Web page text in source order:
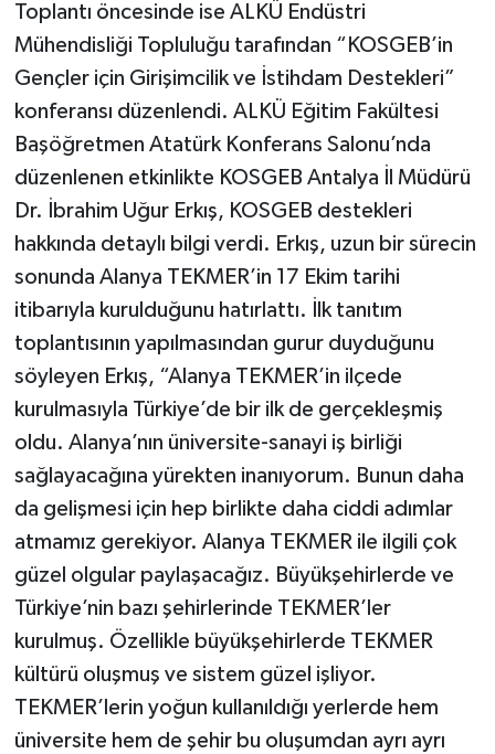
Toplantı öncesinde ise ALKÜ Endüstri
Mühendisliği Topluluğu tarafından “KOSGEB’in
Gençler için Girişimcilik ve İstihdam Destekleri”
konferansı düzenlendi. ALKÜ Eğitim Fakültesi
Başöğretmen Atatürk Konferans Salonu’nda
düzenlenen etkinlikte KOSGEB Antalya İl Müdürü
Dr. İbrahim Uğur Erkış, KOSGEB destekleri
hakkında detaylı bilgi verdi. Erkış, uzun bir sürecin
sonunda Alanya TEKMER’in 17 Ekim tarihi
itibarıyla kurulduğunu hatırlattı. İlk tanıtım
toplantısının yapılmasından gurur duyduğunu
söyleyen Erkış, “Alanya TEKMER’in ilçede
kurulmasıyla Türkiye’de bir ilk de gerçekleşmiş
oldu. Alanya’nın üniversite-sanayi iş birliği
sağlayacağına yürekten inanıyorum. Bunun daha
da gelişmesi için hep birlikte daha ciddi adımlar
atmamız gerekiyor. Alanya TEKMER ile ilgili çok
güzel olgular paylaşacağız. Büyükşehirlerde ve
Türkiye’nin bazı şehirlerinde TEKMER’ler
kurulmuş. Özellikle büyükşehirlerde TEKMER
kültürü oluşmuş ve sistem güzel işliyor.
TEKMER’lerin yoğun kullanıldığı yerlerde hem
üniversite hem de şehir bu oluşumdan ayrı ayrı